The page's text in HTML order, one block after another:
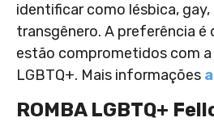
identificar como lésbica, gay,
transgênero. A preferência é
estão comprometidos com a
LGBTQ+. Mais informações
ROMBA LGBTQ+